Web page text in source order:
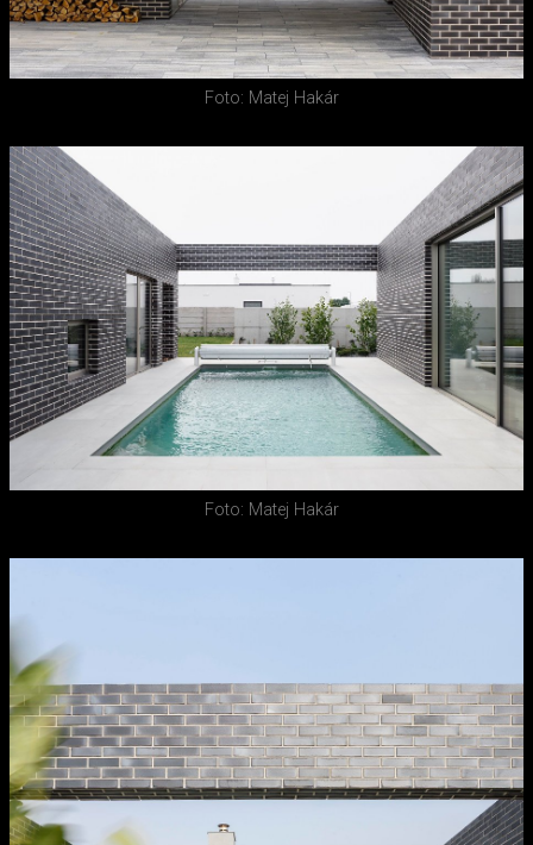
Foto: Matej Hakár
Foto: Matej Hakár